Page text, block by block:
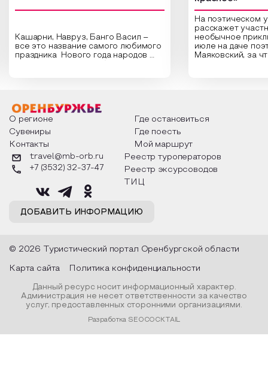
Кашарни, Навруз, Банго Васил –
все это название самого любимого
праздника Нового года народов
о том, как встречают новый год в
разных уголках страны, какие
обряды совершают на удачу и
благополучие, в чем схожи и
различаются традиции. Кто такой
Дед Мороз и откуда он пришел, как
его называют в разных уголках
страны и как появились елочные
На поэтическом
расскажет
необычное
июле на даче
Маяковский, за
Твардовского и
каждой строчке
восхищение
яркому времени
О регионе
Где остановиться
Сувениры
Где поесть
Контакты
Мой маршрут
ДОБАВИТЬ ИНФОРМАЦИЮ
travel@mb-orb.ru
+7 (3532) 32-37-47
Реестр туроператоров
Реестр эксурсоводов
ТИЦ
© 2026 Туристический портал Оренбургской области
Карта сайта Политика конфиденциальности
Данный ресурс носит информационный характер.
Администрация не несет ответственности за качество
услуг, предоставленных сторонними организациями.
Разработка SEOCOCKTAIL